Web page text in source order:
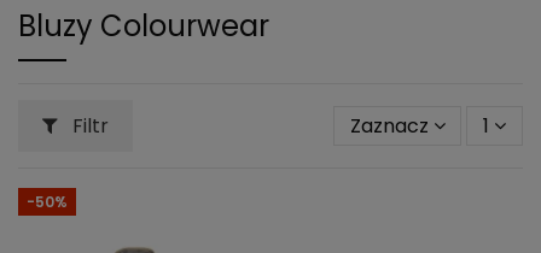
Bluzy Colourwear
Filtr Zaznacz 1
-50%